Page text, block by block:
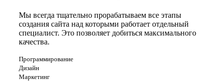
Мы всегда тщательно прорабатываем все этапы
создания сайта над которыми работает отдельный
специалист. Это позволяет добиться максимального
качества.
Программирование
Дизайн
Маркетинг